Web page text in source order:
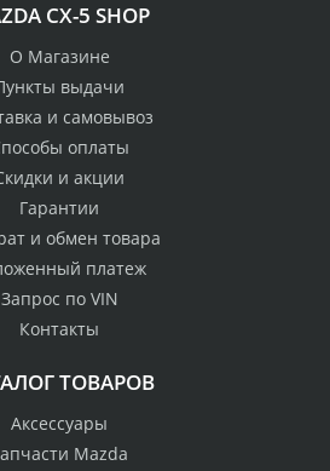
CX-5 SHOP
О Магазине
выдачи
и самовывоз
оплаты
и акции
Гарантии
и обмен товара
платеж
Запрос по VIN
Контакты
ТОВАРОВ
Аксессуары
Mazda